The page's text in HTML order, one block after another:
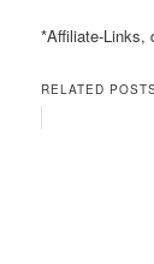
*Affiliate-Links,
RELATED